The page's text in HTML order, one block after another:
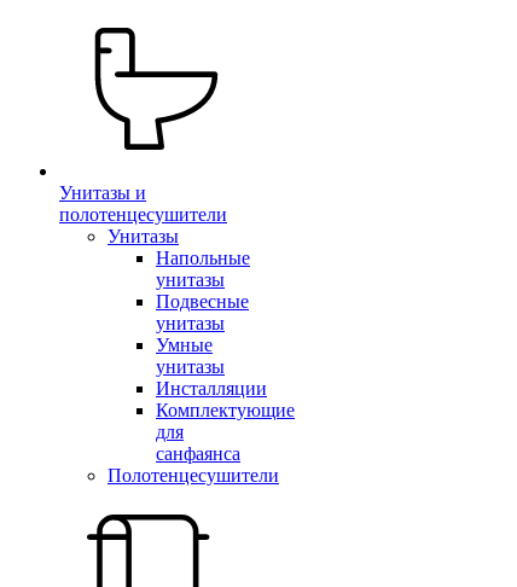
Унитазы и
полотенцесушители
Унитазы
Напольные
унитазы
Подвесные
унитазы
Умные
унитазы
Инсталляции
Комплектующие
для
санфаянса
Полотенцесушители